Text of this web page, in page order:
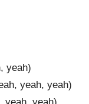
yeah)
yeah, yeah)
yeah, yeah)